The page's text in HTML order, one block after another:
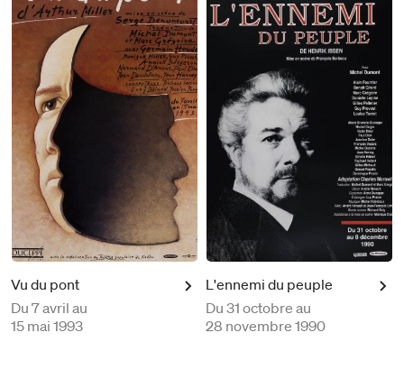
Vu du pont
Du 7 avril au
15 mai 1993
L'ennemi du peuple
Du 31 octobre au
28 novembre 1990